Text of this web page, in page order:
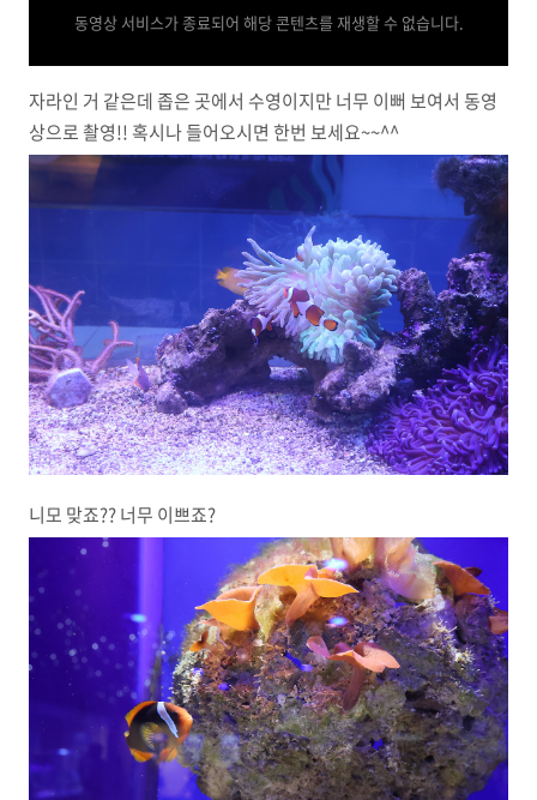
동영상 서비스가 종료되어 해당 콘텐츠를 재생할 수 없습니다.
자라인 거 같은데 좁은 곳에서 수영이지만 너무 이뻐 보여서 동영
상으로 촬영!! 혹시나 들어오시면 한번 보세요~~^^
니모 맞죠?? 너무 이쁘죠?